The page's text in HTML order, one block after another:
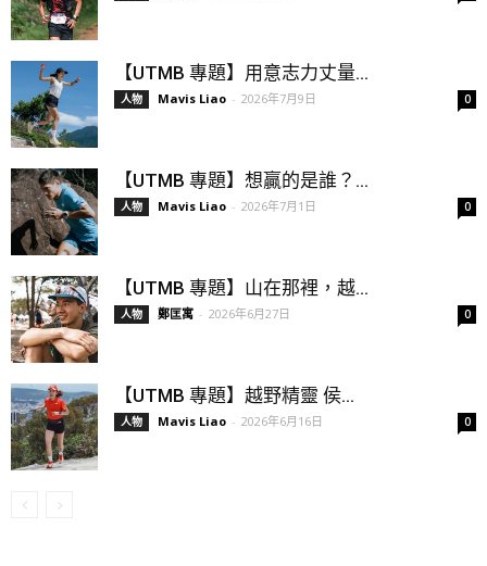
【UTMB 專題】用意志力丈量...
人物 Mavis Liao - 2026年7月9日 0
【UTMB 專題】想贏的是誰？...
人物 Mavis Liao - 2026年7月1日 0
【UTMB 專題】山在那裡，越...
人物 鄭匡寓 - 2026年6月27日 0
【UTMB 專題】越野精靈 侯...
人物 Mavis Liao - 2026年6月16日 0